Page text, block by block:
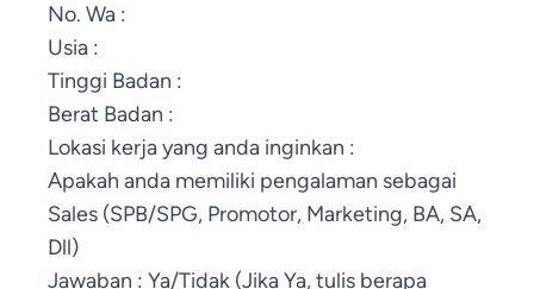
No. Wa :
Usia :
Tinggi Badan :
Berat Badan :
Lokasi kerja yang anda inginkan :
Apakah anda memiliki pengalaman sebagai
Sales (SPB/SPG, Promotor, Marketing, BA, SA,
Dll)
Jawaban : Ya/Tidak (Jika Ya, tulis berapa